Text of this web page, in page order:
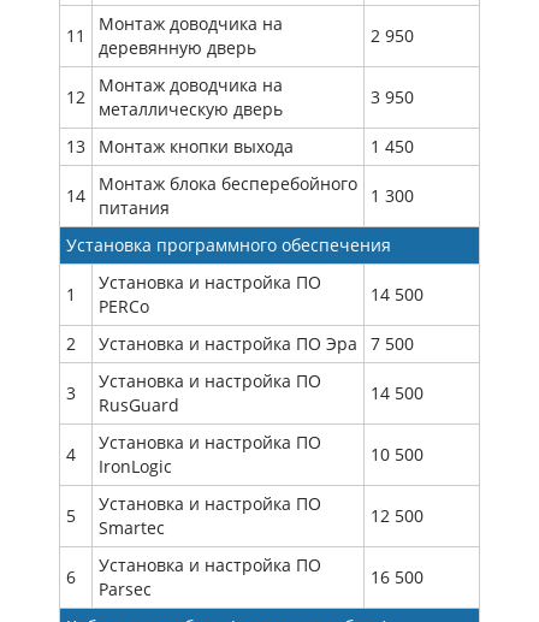
11
Монтаж доводчика на
деревянную дверь
2 950
12
Монтаж доводчика на
металлическую дверь
3 950
13 Монтаж кнопки выхода 1 450
14
Монтаж блока бесперебойного
питания
1 300
Установка программного обеспечения
1
Установка и настройка ПО
PERCo
14 500
2 Установка и настройка ПО Эра 7 500
3
Установка и настройка ПО
RusGuard
14 500
4
Установка и настройка ПО
IronLogic
10 500
5
Установка и настройка ПО
Smartec
12 500
6
Установка и настройка ПО
Parsec
16 500